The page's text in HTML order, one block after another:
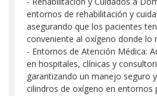
entornos de rehabilitación y
asegurando que los pacientes
conveniente al oxígeno donde lo
- Entornos de Atención Médica:
en hospitales, clínicas y
garantizando un manejo seguro
cilindros de oxígeno en entornos